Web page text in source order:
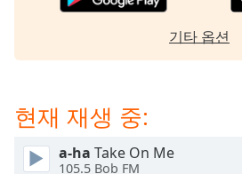
and
close
window.
기타 옵션
현재 재생 중:
a-ha Take On Me
105.5 Bob FM